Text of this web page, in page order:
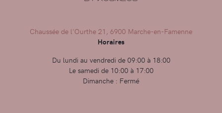
Chaussée de l'Ourthe 21, 6900 Marche-en-Famenne
Horaires
Du lundi au vendredi de 09:00 à 18:00
Le samedi de 10:00 à 17:00
Dimanche : Fermé